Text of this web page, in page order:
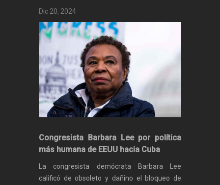
Dic 20, 2024
Congresista Barbara Lee por política
más humana de EEUU hacia Cuba
La congresista demócrata Barbara Lee
calificó de obsoleto y dañino el bloqueo de